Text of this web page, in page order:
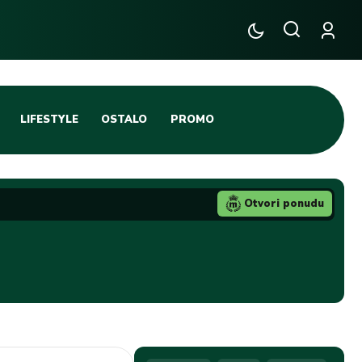
LIFESTYLE OSTALO
TENIS
TIFO SCENA
PROMO
Otvori ponudu